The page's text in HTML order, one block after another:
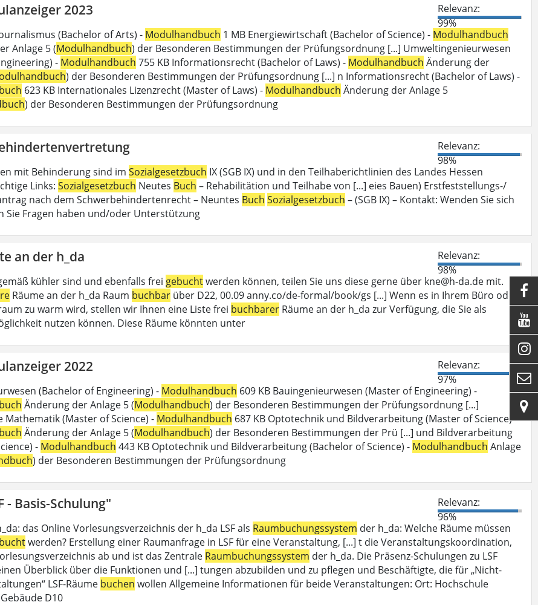
2023
Relevanz:
99%
(Bachelor of Arts) - Modulhandbuch 1 MB Energiewirtschaft (Bachelor of Science) - Modulhandbuch
Anlage 5 (Modulhandbuch) der Besonderen Bestimmungen der Prüfungsordnung [...] Umweltingenieurwesen
- Modulhandbuch 755 KB Informationsrecht (Bachelor of Laws) - Modulhandbuch Änderung der
) der Besonderen Bestimmungen der Prüfungsordnung [...] n Informationsrecht (Bachelor of Laws) -
623 KB Internationales Lizenzrecht (Master of Laws) - Modulhandbuch Änderung der Anlage 5
) der Besonderen Bestimmungen der Prüfungsordnung
Relevanz:
98%
mit Behinderung sind im Sozialgesetzbuch IX (SGB IX) und in den Teilhaberichtlinien des Landes Hessen
Links: Sozialgesetzbuch Neutes Buch – Rehabilitätion und Teilhabe von [...] eies Bauen) Erstfeststellungs-/
nach dem Schwerbehindertenrecht – Neuntes Buch Sozialgesetzbuch – (SGB IX) – Kontakt: Wenden Sie sich
Sie Fragen haben und/oder Unterstützung
an der h_da
Relevanz:
98%
kühler sind und ebenfalls frei gebuchtwerden können, teilen Sie uns diese gerne über kne@h-da.de mit.
Räume an der h_da Raum buchbar über D22, 00.09 anny.co/de-formal/book/gs [...] Wenn es in Ihrem Büro oder
zu warm wird, stellen wir Ihnen eine Liste frei buchbarer Räume an der h_da zur Verfügung, die Sie als
nutzen können. Diese Räume könnten unter
2022
Relevanz:
97%
(Bachelor of Engineering) - Modulhandbuch 609 KB Bauingenieurwesen (Master of Engineering) -
Änderung der Anlage 5 (Modulhandbuch) der Besonderen Bestimmungen der Prüfungsordnung [...]
Mathematik (Master of Science) - Modulhandbuch 687 KB Optotechnik und Bildverarbeitung (Master of Science) -
Änderung der Anlage 5 (Modulhandbuch) der Besonderen Bestimmungen der Prü [...] und Bildverarbeitung
- Modulhandbuch 443 KB Optotechnik und Bildverarbeitung (Bachelor of Science) - Modulhandbuch Anlage
) der Besonderen Bestimmungen der Prüfungsordnung
- Basis-Schulung"
Relevanz:
96%
das Online Vorlesungsverzeichnis der h_da LSF als Raumbuchungssystem der h_da: Welche Räume müssen
werden? Erstellung einer Raumanfrage in LSF für eine Veranstaltung, [...] t die Veranstaltungskoordination,
ab und ist das Zentrale Raumbuchungssystem der h_da. Die Präsenz-Schulungen zu LSF
Überblick über die Funktionen und [...] tungen abzubilden und zu pflegen und Beschäftigte, die für „Nicht-
LSF-Räume buchen wollen Allgemeine Informationen für beide Veranstaltungen: Ort: Hochschule
D10




